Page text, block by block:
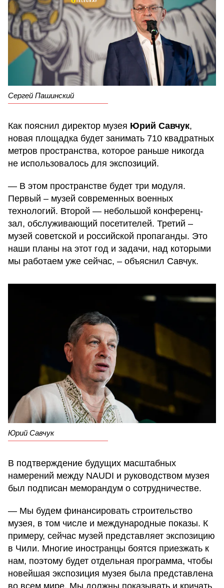
Сергей Пашинский
Как пояснил директор музея Юрий Савчук,
новая площадка будет занимать 710 квадратных
метров пространства, которое раньше никогда
не использовалось для экспозиций.
— В этом пространстве будет три модуля.
Первый – музей современных военных
технологий. Второй — небольшой конференц-
зал, обслуживающий посетителей. Третий –
музей советской и российской пропаганды. Это
наши планы на этот год и задачи, над которыми
мы работаем уже сейчас, – объяснил Савчук.
Юрий Савчук
В подтверждение будущих масштабных
намерений между NAUDI и руководством музея
был подписан меморандум о сотрудничестве.
— Мы будем финансировать строительство
музея, в том числе и международные показы. К
примеру, сейчас музей представляет экспозицию
в Чили. Многие иностранцы боятся приезжать к
нам, поэтому будет отдельная программа, чтобы
новейшая экспозиция музея была представлена
во всем мире. Мы должны показывать и кричать